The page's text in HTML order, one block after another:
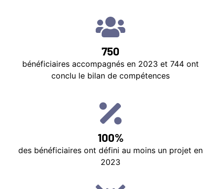
750
bénéficiaires accompagnés en 2023 et 744 ont
conclu le bilan de compétences
100%
des bénéficiaires ont défini au moins un projet en
2023